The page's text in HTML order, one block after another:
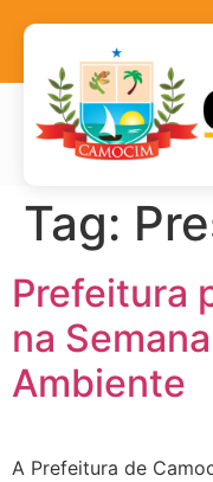
Tag:
Prefeitura
na
Ambiente
A Prefeitura de